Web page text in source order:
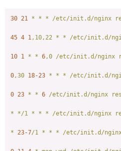
30 21 * * * /etc/init.d/nginx
45 4 1,10,22 * * /etc/init.d/
10 1 * * 6,0 /etc/init.d/nginx
0,30 18-23 * * * /etc/init.d/
0 23 * * 6 /etc/init.d/nginx
* */1 * * * /etc/init.d/nginx
* 23-7/1 * * * /etc/init.d/